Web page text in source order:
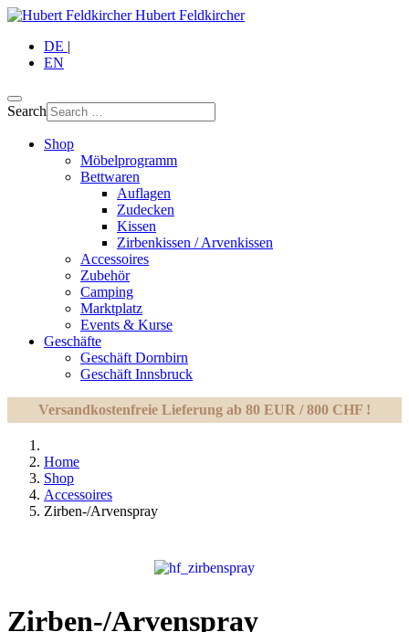
Hubert Feldkircher
DE |
EN
Search
Shop
Möbelprogramm
Bettwaren
Auflagen
Zudecken
Kissen
Zirbenkissen / Arvenkissen
Accessoires
Zubehör
Camping
Marktplatz
Events & Kurse
Geschäfte
Geschäft Dornbirn
Geschäft Innsbruck
Versandkostenfreie Lieferung ab 80 EUR / 800 CHF !
Home
Shop
Accessoires
Zirben-/Arvenspray
Zirben-/Arvenspray